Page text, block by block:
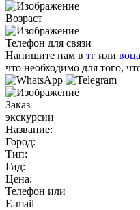
Возраст
Телефон для связи
Напишите нам в тг или
что необходимо для того,
Заказ
экскурсии
Название:
Город:
Тип:
Гид:
Цена:
Телефон или
E-mail